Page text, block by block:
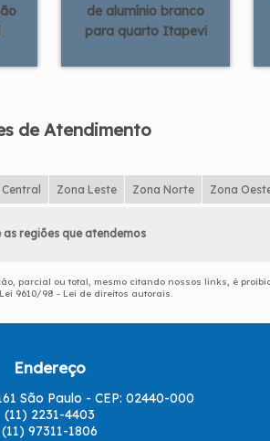
de alumínio branco
para quarto Itapevi
de Atendimento
Zona Leste Zona Norte Zona
as regiões que atendemos
parcial ou total, mesmo citando nossos links, é
Lei 9610/98 - Lei de direitos autorais.
Endereço
São Paulo - CEP: 02440-000
(11) 2231-4403
(11) 97311-1806